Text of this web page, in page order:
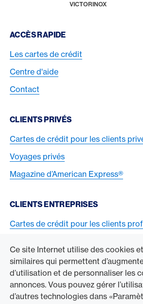
Ce site Internet utilise des cookies
similaires qui permettent
d’utilisation et de personnaliser les
annonces. Vous pouvez gérer
d’autres technologies dans
VICTORINOX
Footer Navigation
ACCÈS RAPIDE
Les cartes de crédit
Centre d'aide
Contact
CLIENTS PRIVÉS
Cartes de crédit pour les clients
Voyages privés
Magazine d’American Express®
CLIENTS ENTREPRISES
Cartes de crédit pour les clients
ACCÉDER À L’ENTREPRISE
Swisscard AECS GmbH